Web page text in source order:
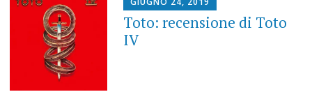
Toto: recensione di Toto
IV